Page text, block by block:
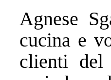
Agnese
cucina e
clienti